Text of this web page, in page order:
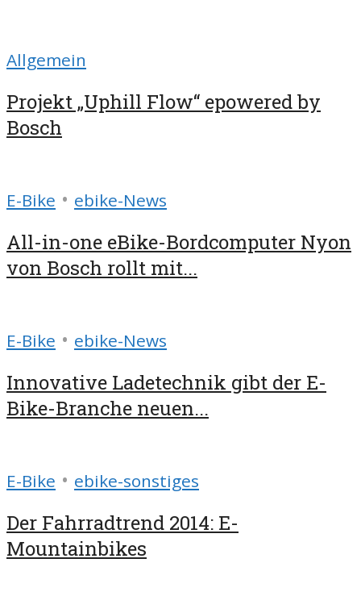
Allgemein
Projekt „Uphill Flow“ epowered by
Bosch
E-Bike • ebike-News
All-in-one eBike-Bordcomputer Nyon
von Bosch rollt mit...
E-Bike • ebike-News
Innovative Ladetechnik gibt der E-
Bike-Branche neuen...
E-Bike • ebike-sonstiges
Der Fahrradtrend 2014: E-
Mountainbikes